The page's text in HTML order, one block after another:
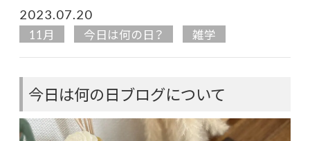
2023.07.20
11月 今日は何の日？ 雑学
今日は何の日ブログについて